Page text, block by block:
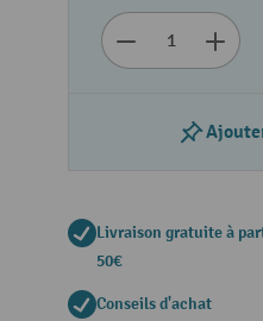
Livraison gratuite à
50€
Conseils d'achat